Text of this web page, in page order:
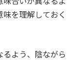
を理解しておく
よう、陰ながら